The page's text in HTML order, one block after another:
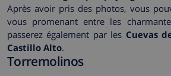
Après avoir pris des photos, vous
vous promenant entre les
passerez également par les Cuevas
Castillo Alto.
Torremolinos